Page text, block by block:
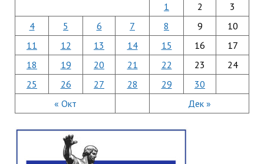
« Окт Дек »
1 2
3
4
5 6 7 8 9
10
11
12 13 14 15 16
17
18
19 20 21 22 23
24
25
26 27 28 29 30